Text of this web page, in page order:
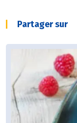
Partager sur